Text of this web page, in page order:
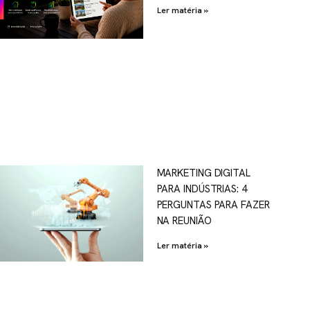
Ler matéria »
MARKETING DIGITAL
PARA INDÚSTRIAS: 4
PERGUNTAS PARA FAZER
NA REUNIÃO
Ler matéria »